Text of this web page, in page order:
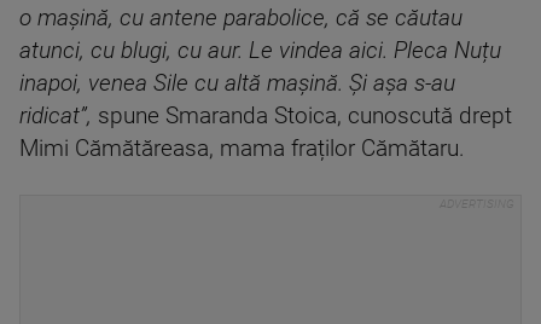
o mașină, cu antene parabolice, că se căutau
atunci, cu blugi, cu aur. Le vindea aici. Pleca Nuțu
inapoi, venea Sile cu altă mașină. Și așa s-au
ridicat”, spune Smaranda Stoica, cunoscută drept
Mimi Cămătăreasa, mama fraților Cămătaru.